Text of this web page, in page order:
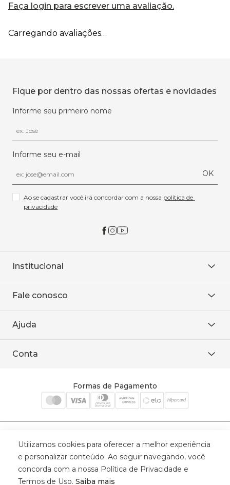
Faça login para escrever uma avaliação.
Carregando avaliações…
Fique por dentro das nossas ofertas e novidades
Informe seu primeiro nome
Informe seu e-mail
OK
Ao se cadastrar você irá concordar com a nossa política de
privacidade
Institucional
Onde encontrar
Baixe o APP
Fale conosco
WhatsApp
Ajuda
Política de entrega
Conta
Cadastre-se
Formas de Pagamento
Selos de Segurança
Utilizamos cookies para oferecer a melhor experiência
e personalizar conteúdo. Ao seguir navegando, você
concorda com a nossa Política de Privacidade e
Termos de Uso. Saiba mais